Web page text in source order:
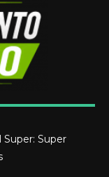
Super: Super